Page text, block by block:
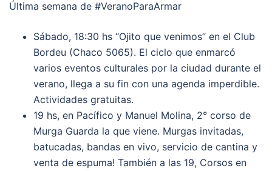
Última semana de #VeranoParaArmar
Sábado, 18:30 hs “Ojito que venimos” en el Club
Bordeu (Chaco 5065). El ciclo que enmarcó
varios eventos culturales por la ciudad durante el
verano, llega a su fin con una agenda imperdible.
Actividades gratuitas.
19 hs, en Pacífico y Manuel Molina, 2° corso de
Murga Guarda la que viene. Murgas invitadas,
batucadas, bandas en vivo, servicio de cantina y
venta de espuma! También a las 19, Corsos en